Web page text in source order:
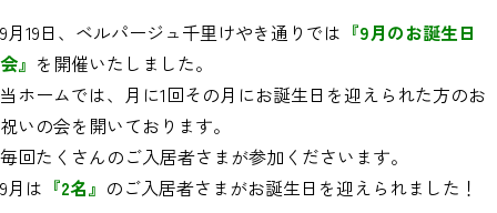
9月19日、ベルパージュ千里けやき通りでは 『9月のお誕生日
会』 を開催いたしました。
当ホームでは、月に1回その月にお誕生日を迎えられた方のお
祝いの会を開いております。
毎回たくさんのご入居者さまが参加くださいます。
9月は 『2名』 のご入居者さまがお誕生日を迎えられました！